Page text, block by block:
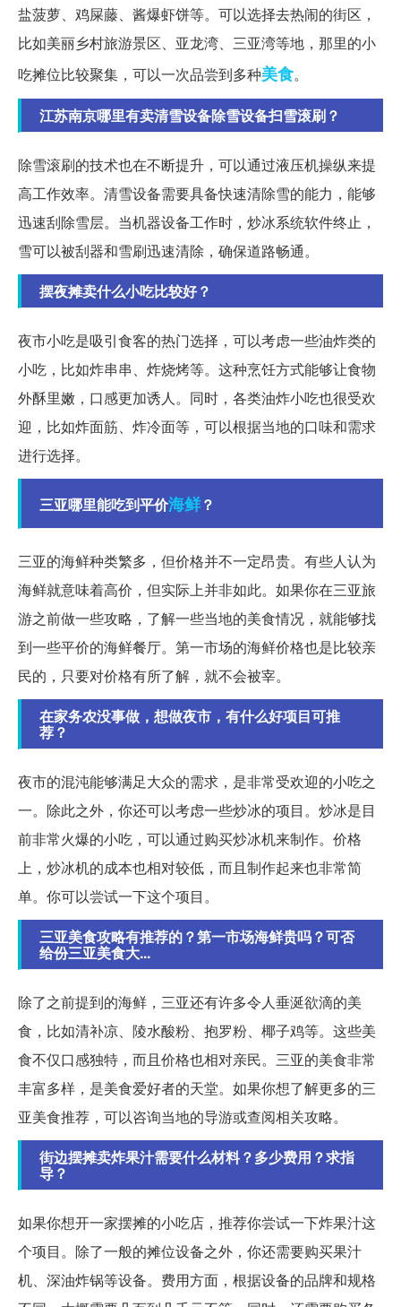
盐菠萝、鸡屎藤、酱爆虾饼等。可以选择去热闹的街区，
比如美丽乡村旅游景区、亚龙湾、三亚湾等地，那里的小
吃摊位比较聚集，可以一次品尝到多种美食。
江苏南京哪里有卖清雪设备除雪设备扫雪滚刷？
除雪滚刷的技术也在不断提升，可以通过液压机操纵来提
高工作效率。清雪设备需要具备快速清除雪的能力，能够
迅速刮除雪层。当机器设备工作时，炒冰系统软件终止，
雪可以被刮器和雪刷迅速清除，确保道路畅通。
摆夜摊卖什么小吃比较好？
夜市小吃是吸引食客的热门选择，可以考虑一些油炸类的
小吃，比如炸串串、炸烧烤等。这种烹饪方式能够让食物
外酥里嫩，口感更加诱人。同时，各类油炸小吃也很受欢
迎，比如炸面筋、炸冷面等，可以根据当地的口味和需求
进行选择。
三亚哪里能吃到平价海鲜？
三亚的海鲜种类繁多，但价格并不一定昂贵。有些人认为
海鲜就意味着高价，但实际上并非如此。如果你在三亚旅
游之前做一些攻略，了解一些当地的美食情况，就能够找
到一些平价的海鲜餐厅。第一市场的海鲜价格也是比较亲
民的，只要对价格有所了解，就不会被宰。
在家务农没事做，想做夜市，有什么好项目可推
荐？
夜市的混沌能够满足大众的需求，是非常受欢迎的小吃之
一。除此之外，你还可以考虑一些炒冰的项目。炒冰是目
前非常火爆的小吃，可以通过购买炒冰机来制作。价格
上，炒冰机的成本也相对较低，而且制作起来也非常简
单。你可以尝试一下这个项目。
三亚美食攻略有推荐的？第一市场海鲜贵吗？可否
给份三亚美食大...
除了之前提到的海鲜，三亚还有许多令人垂涎欲滴的美
食，比如清补凉、陵水酸粉、抱罗粉、椰子鸡等。这些美
食不仅口感独特，而且价格也相对亲民。三亚的美食非常
丰富多样，是美食爱好者的天堂。如果你想了解更多的三
亚美食推荐，可以咨询当地的导游或查阅相关攻略。
街边摆摊卖炸果汁需要什么材料？多少费用？求指
导？
如果你想开一家摆摊的小吃店，推荐你尝试一下炸果汁这
个项目。除了一般的摊位设备之外，你还需要购买果汁
机、深油炸锅等设备。费用方面，根据设备的品牌和规格